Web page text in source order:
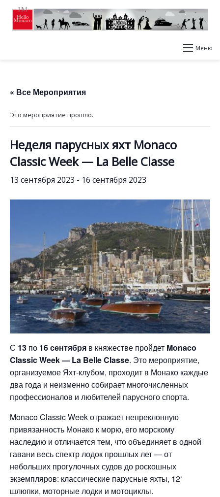
Меню
« Все Мероприятия
Это мероприятие прошло.
Неделя парусных яхт Monaco
Classic Week — La Belle Classe
13 сентября 2023 - 16 сентября 2023
С 13 по 16 сентября в княжестве пройдет Monaco
Classic Week — La Belle Classe. Это мероприятие,
организуемое Яхт-клубом, проходит в Монако каждые
два года и неизменно собирает многочисленных
профессионалов и любителей парусного спорта.
Monaco Classic Week отражает непреклонную
привязанность Монако к морю, его морскому
наследию и отличается тем, что объединяет в одной
гавани весь спектр лодок прошлых лет — от
небольших прогулочных судов до роскошных
экземпляров: классические парусные яхты, 12‘
шлюпки, моторные лодки и мотоциклы.